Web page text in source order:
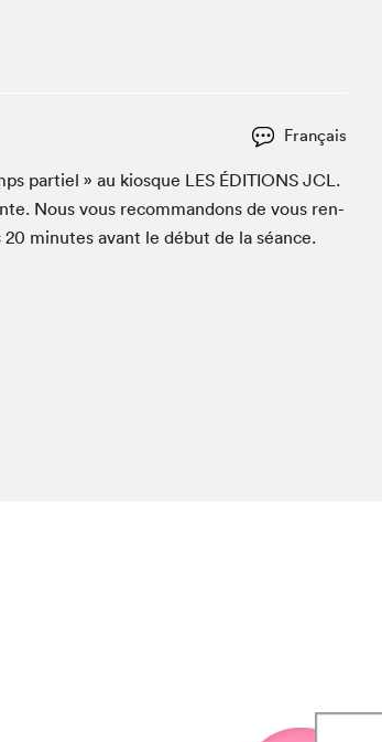
dans ta classe
scolaires Hydro-Québec
Français
par­tiel » au kiosque LES ÉDI­TIONS JCL.
Nous vous recom­man­dons de vous ren­
20 min­utes avant le début de la séance.